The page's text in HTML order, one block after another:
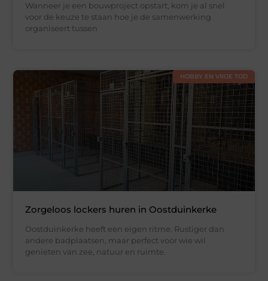
Wanneer je een bouwproject opstart, kom je al snel
voor de keuze te staan hoe je de samenwerking
organiseert tussen
HOBBY EN VRIJE TIJD
Zorgeloos lockers huren in Oostduinkerke
Oostduinkerke heeft een eigen ritme. Rustiger dan
andere badplaatsen, maar perfect voor wie wil
genieten van zee, natuur en ruimte.